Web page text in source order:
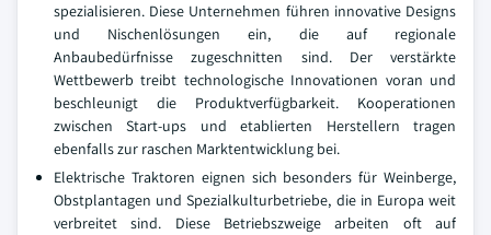
spezialisieren. Diese Unternehmen führen innovative Designs
und Nischenlösungen ein, die auf regionale
Anbaubedürfnisse zugeschnitten sind. Der verstärkte
Wettbewerb treibt technologische Innovationen voran und
beschleunigt die Produktverfügbarkeit. Kooperationen
zwischen Start-ups und etablierten Herstellern tragen
ebenfalls zur raschen Marktentwicklung bei.
Elektrische Traktoren eignen sich besonders für Weinberge,
Obstplantagen und Spezialkulturbetriebe, die in Europa weit
verbreitet sind. Diese Betriebszweige arbeiten oft auf